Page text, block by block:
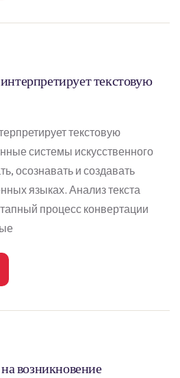
текстовую
текстовую
системы искусственного
осознавать и создавать
языках. Анализ текста
процесс конвертации
возникновение